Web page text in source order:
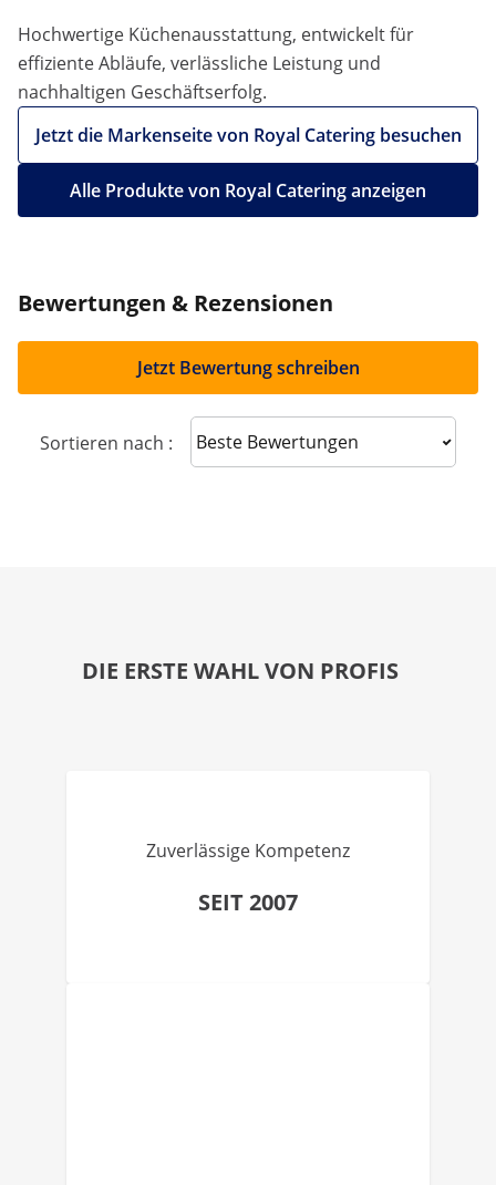
Hochwertige Küchenausstattung, entwickelt für
effiziente Abläufe, verlässliche Leistung und
nachhaltigen Geschäftserfolg.
Jetzt die Markenseite von Royal Catering besuchen
Alle Produkte von Royal Catering anzeigen
Bewertungen & Rezensionen
Jetzt Bewertung schreiben
Sortieren nach : Sort reviews
DIE ERSTE WAHL VON PROFIS
Zuverlässige Kompetenz
SEIT 2007